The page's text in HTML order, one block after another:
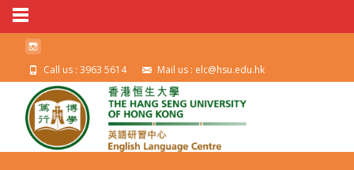
Call us : 3963 5614 Mail us : elc@hsu.edu.hk